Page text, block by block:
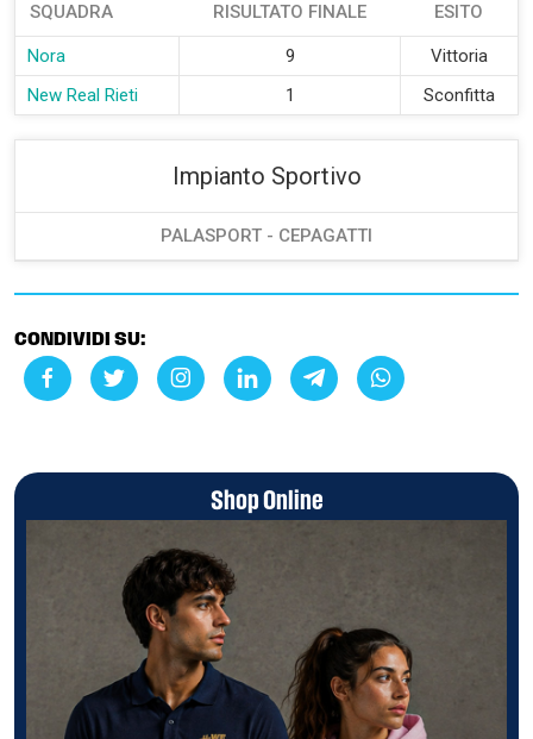
SQUADRA RISULTATO FINALE ESITO
Nora 9
Vittoria
New Real Rieti
1 Sconfitta
Impianto Sportivo
PALASPORT - CEPAGATTI
CONDIVIDI SU:
Shop Online